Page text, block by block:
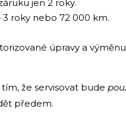
jen 2 roky.
roky nebo 72 000 km.
úpravy a výměnu
že servisovat bude
předem.